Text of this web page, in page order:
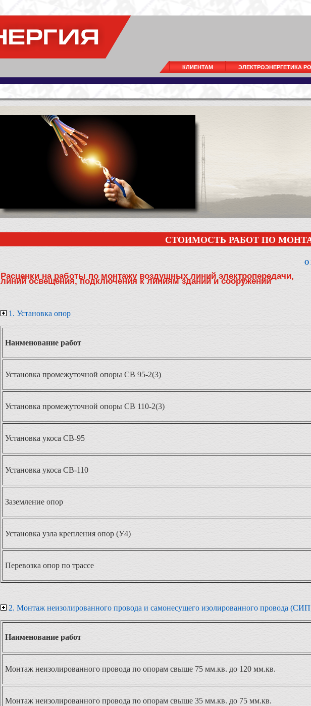
КЛИЕНТАМ ЭЛЕКТРОЭНЕРГЕТИКА
СТОИМОСТЬ РАБОТ ПО
О
Расценки на работы по монтажу воздушных линий электропередачи,
линий освещения, подключения к линиям зданий и сооружений
1. Установка опор
Наименование работ
Установка промежуточной опоры СВ 95-2(3)
Установка промежуточной опоры СВ 110-2(3)
Установка укоса СВ-95
Установка укоса СВ-110
Заземление опор
Установка узла крепления опор (У4)
Перевозка опор по трассе
2. Монтаж неизолированного провода и самонесущего изолированного провода
Наименование работ
Монтаж неизолированного провода по опорам свыше 75 мм.кв. до 120 мм.кв.
Монтаж неизолированного провода по опорам свыше 35 мм.кв. до 75 мм.кв.